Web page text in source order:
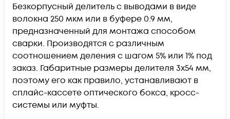
Безкорпусный делитель с выводами в виде
волокна 250 мкм или в буфере 0.9 мм,
предназначенный для монтажа способом
сварки. Производятся с различным
соотношением деления с шагом 5% или 1% под
заказ. Габаритные размеры делителя 3х54 мм,
поэтому его как правило, устанавливают в
сплайс-кассете оптического бокса, кросс-
системы или муфты.